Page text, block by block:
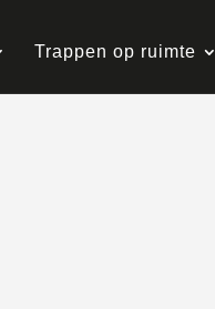
Trappen op ruimte